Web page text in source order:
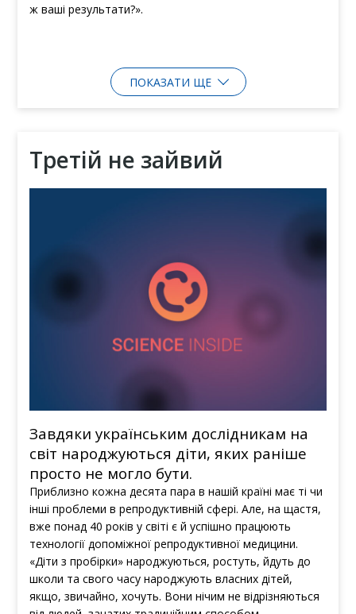
ж ваші результати?».
ПОКАЗАТИ ЩЕ
Третій не зайвий
Завдяки українським дослідникам на
світ народжуються діти, яких раніше
просто не могло бути.
Приблизно кожна десята пара в нашій країні має ті чи
інші проблеми в репродуктивній сфері. Але, на щастя,
вже понад 40 років у світі є й успішно працюють
технології допоміжної репродуктивної медицини.
«Діти з пробірки» народжуються, ростуть, йдуть до
школи та свого часу народжують власних дітей,
якщо, звичайно, хочуть. Вони нічим не відрізняються